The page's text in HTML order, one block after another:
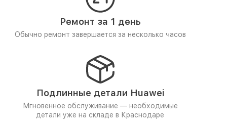
Ремонт за 1 день
Обычно ремонт завершается за несколько часов
Подлинные детали Huawei
Мгновенное обслуживание — необходимые
детали уже на складе в Краснодаре